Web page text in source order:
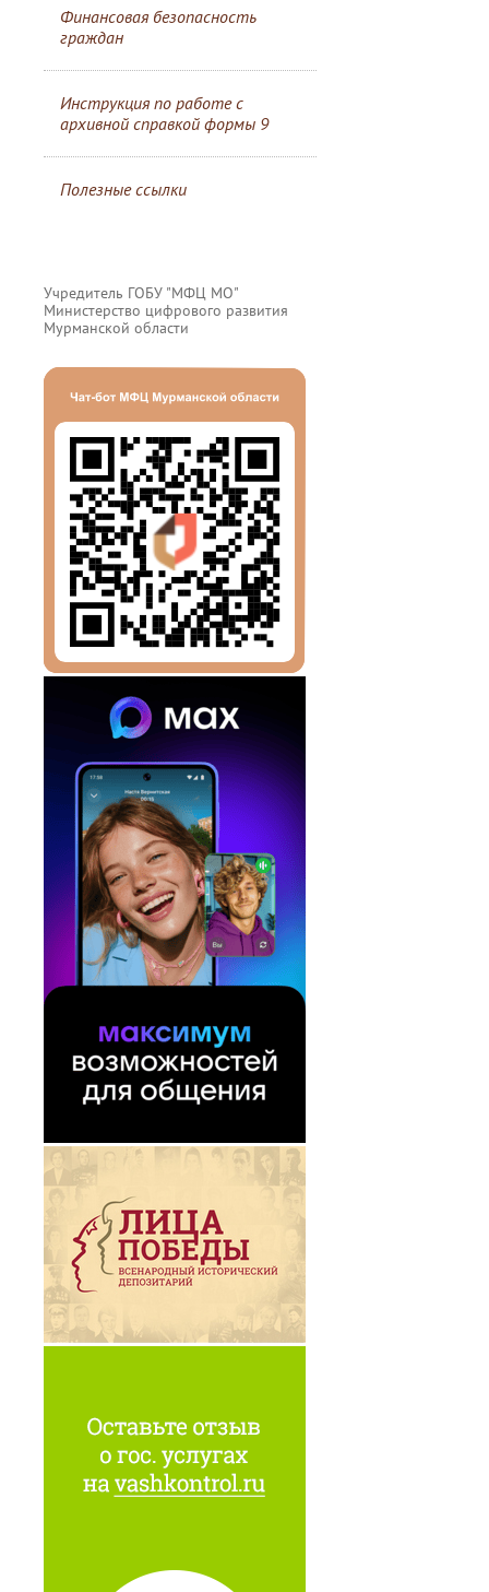
Финансовая безопасность
граждан
Инструкция по работе с
архивной справкой формы 9
Полезные ссылки
Учредитель ГОБУ "МФЦ МО"
Министерство цифрового развития
Мурманской области